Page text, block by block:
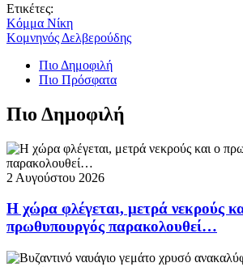
Ετικέτες:
Κόμμα Νίκη
Κομνηνός Δελβερούδης
Πιο Δημοφιλή
Πιο Πρόσφατα
Πιο Δημοφιλή
2 Αυγούστου 2026
Η χώρα φλέγεται, μετρά νεκρούς
πρωθυπουργός παρακολουθεί…